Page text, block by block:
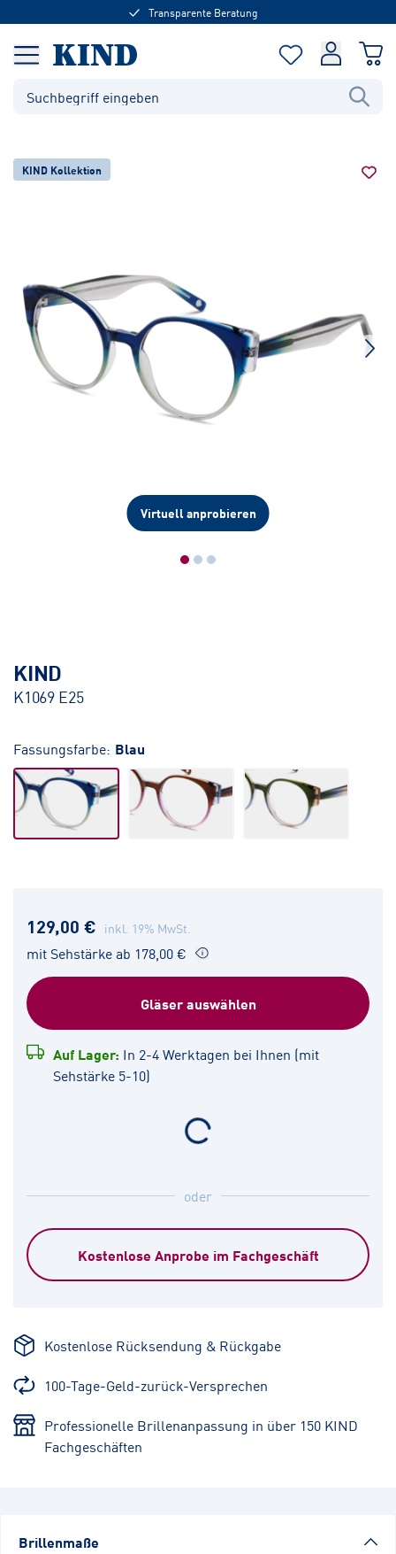
Transparente Beratung
KIND Kollektion
Virtuell anprobieren
KIND
K1069 E25
Fassungsfarbe: Blau
129,00 € inkl. 19% MwSt.
mit Sehstärke ab 178,00 €
Gläser auswählen
Auf Lager: In 2-4 Werktagen bei Ihnen (mit
Sehstärke 5-10)
oder
Kostenlose Anprobe im Fachgeschäft
Kostenlose Rücksendung & Rückgabe
100-Tage-Geld-zurück-Versprechen
Professionelle Brillenanpassung in über 150 KIND
Fachgeschäften
Brillenmaße